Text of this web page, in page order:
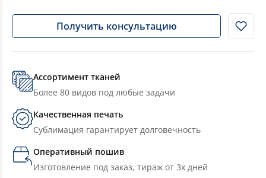
Получить консультацию
Ассортимент тканей
Более 80 видов под любые задачи
Качественная печать
Сублимация гарантирует долговечность
Оперативный пошив
Изготовление под заказ, тираж от 3х дней